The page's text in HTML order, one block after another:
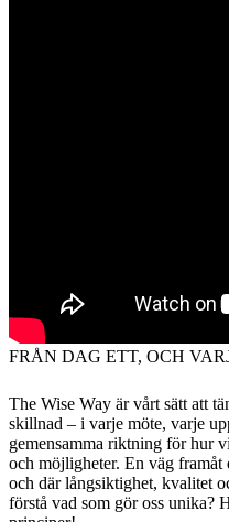
FRÅN DAG ETT, OCH
The Wise Way är vårt sätt att
skillnad – i varje möte, varje
gemensamma riktning för hur
och möjligheter. En väg framåt
och där långsiktighet, kvalitet
förstå vad som gör oss unika?